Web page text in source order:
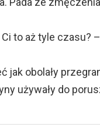
to aż tyle czasu?
jak obolały
używały do